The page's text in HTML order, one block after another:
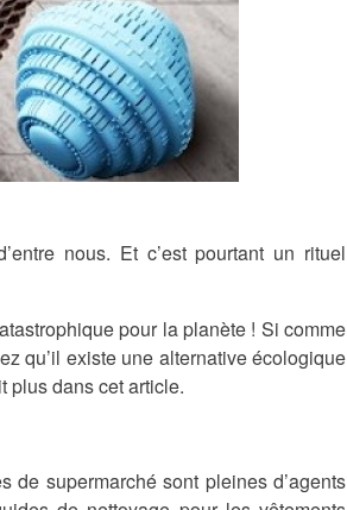
nous. Et c’est pourtant un rituel
pour la planète ! Si comme
qu’il existe une alternative écologique
plus dans cet article.
supermarché sont pleines d’agents